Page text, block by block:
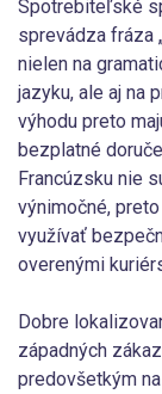
Spotrebiteľské
sprevádza fráza
nielen na
jazyku, ale aj na
výhodu preto
bezplatné
Francúzsku nie
výnimočné,
využívať
overenými
Dobre
západných
predovšetkým